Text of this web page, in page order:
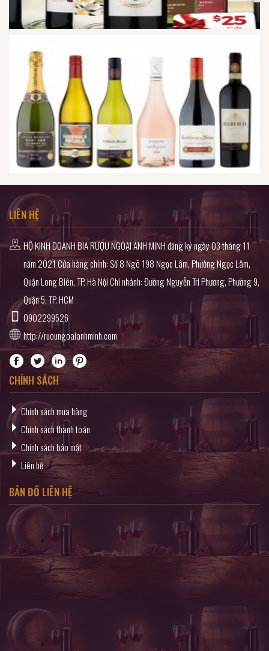
LIÊN HỆ
HỘ KINH DOANH BIA RƯỢU NGOẠI ANH MINH đăng ký ngày 03 tháng 11
năm 2021 Cửa hàng chính: Số 8 Ngõ 198 Ngọc Lâm, Phường Ngọc Lâm,
Quận Long Biên, TP. Hà Nội Chi nhánh: Đường Nguyễn Tri Phương, Phường 9,
Quận 5, TP. HCM
0902299526
http://ruoungoaianhminh.com
CHÍNH SÁCH
Chính sách mua hàng
Chính sách thanh toán
Chính sách bảo mật
Liên hệ
BẢN ĐỒ LIÊN HỆ